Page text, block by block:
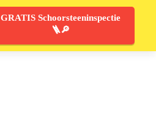
GRATIS Schoorsteeninspectie
🪜🔎